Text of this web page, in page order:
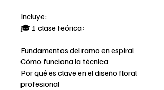
Incluye:
🎓 1 clase teórica:
Fundamentos del ramo en espiral
Cómo funciona la técnica
Por qué es clave en el diseño floral
profesional